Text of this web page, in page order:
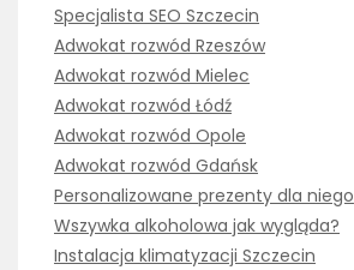
Specjalista SEO Szczecin
Adwokat rozwód Rzeszów
Adwokat rozwód Mielec
Adwokat rozwód Łódź
Adwokat rozwód Opole
Adwokat rozwód Gdańsk
Personalizowane prezenty dla niego
Wszywka alkoholowa jak wygląda?
Instalacja klimatyzacji Szczecin